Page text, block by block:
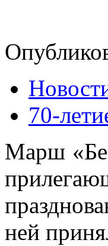
70-
Марш
ней